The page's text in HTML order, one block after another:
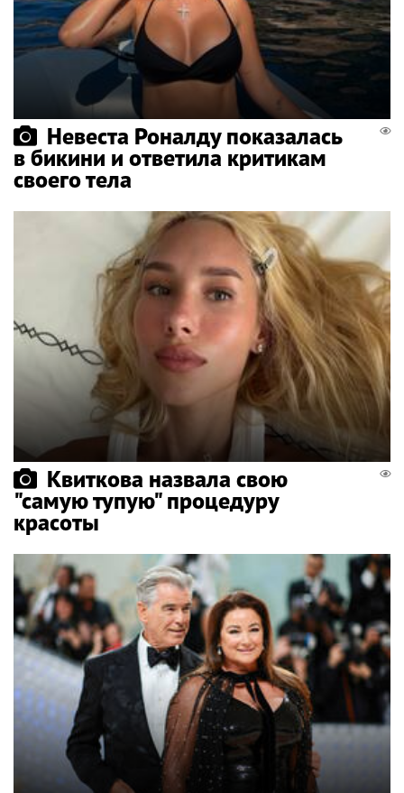
Невеста Роналду показалась
в бикини и ответила критикам
своего тела
Квиткова назвала свою
"самую тупую" процедуру
красоты